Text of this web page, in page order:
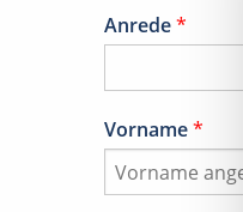
Anrede*
Vorname*